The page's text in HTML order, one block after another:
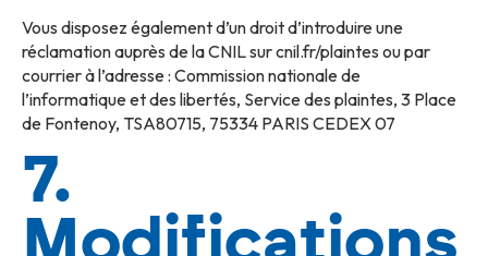
Vous disposez également d’un droit d’introduire une
réclamation auprès de la CNIL sur cnil.fr/plaintes ou par
courrier à l’adresse : Commission nationale de
l’informatique et des libertés, Service des plaintes, 3 Place
de Fontenoy, TSA80715, 75334 PARIS CEDEX 07
7.